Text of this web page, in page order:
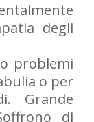
degli
problemi
o per
Grande
di